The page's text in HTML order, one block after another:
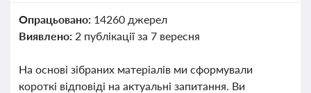
Опрацьовано: 14260 джерел
Виявлено: 2 публікації за 7 вересня
На основі зібраних матеріалів ми сформували
короткі відповіді на актуальні запитання. Ви